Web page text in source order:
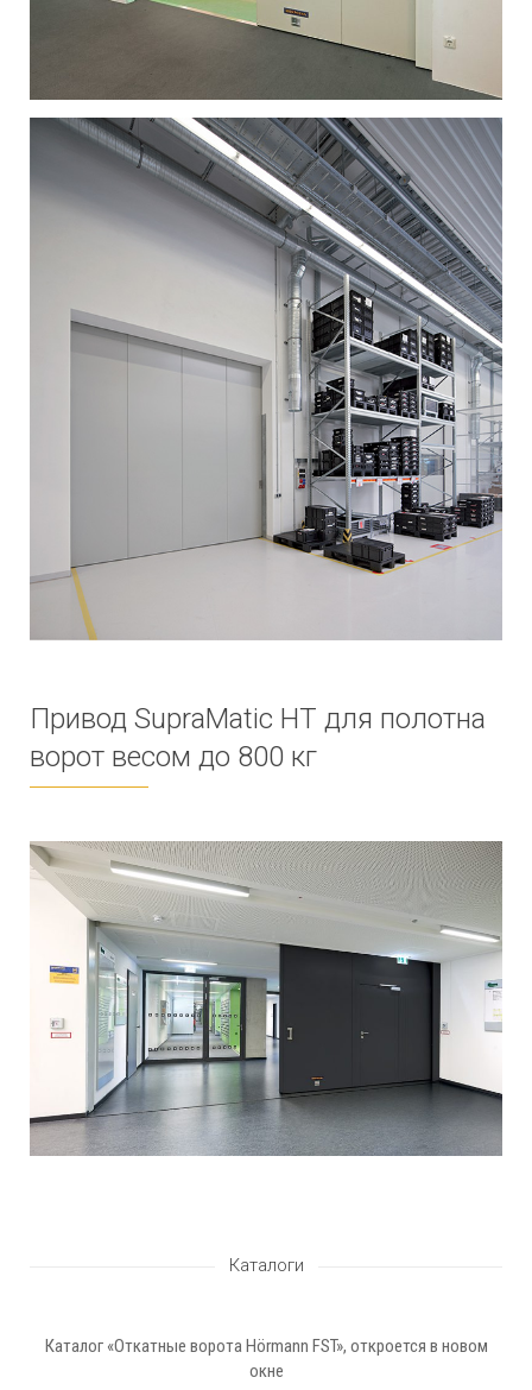
Привод SupraMatic HT для полотна
ворот весом до 800 кг
Каталоги
Каталог «Откатные ворота Hörmann FST», откроется в новом
окне